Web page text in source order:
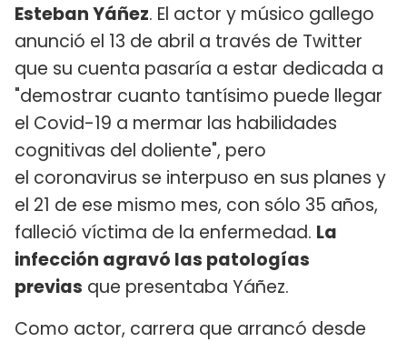
Esteban Yáñez. El actor y músico gallego
anunció el 13 de abril a través de Twitter
que su cuenta pasaría a estar dedicada a
"demostrar cuanto tantísimo puede llegar
el Covid-19 a mermar las habilidades
cognitivas del doliente", pero
el coronavirus se interpuso en sus planes y
el 21 de ese mismo mes, con sólo 35 años,
falleció víctima de la enfermedad. La
infección agravó las patologías
previas que presentaba Yáñez.
Como actor, carrera que arrancó desde